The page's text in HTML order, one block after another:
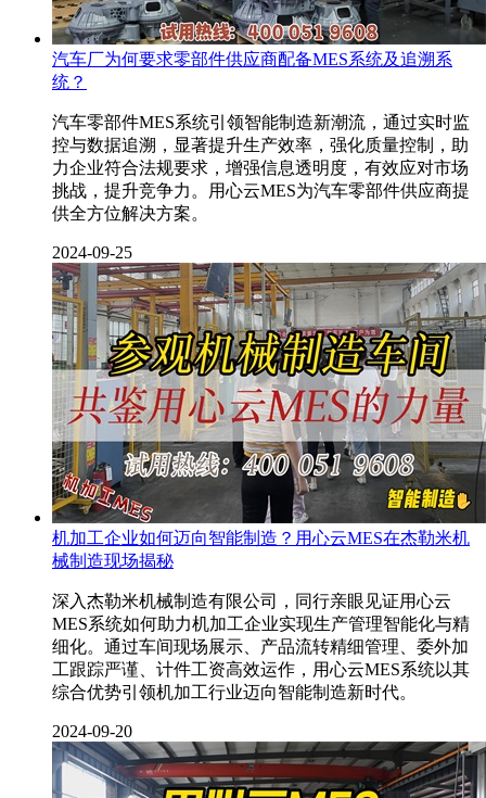
汽车厂为何要求零部件供应商配备MES系统及追溯系
统？
汽车零部件MES系统引领智能制造新潮流，通过实时监
控与数据追溯，显著提升生产效率，强化质量控制，助
力企业符合法规要求，增强信息透明度，有效应对市场
挑战，提升竞争力。用心云MES为汽车零部件供应商提
供全方位解决方案。
2024-09-25
机加工企业如何迈向智能制造？用心云MES在杰勒米机
械制造现场揭秘
深入杰勒米机械制造有限公司，同行亲眼见证用心云
MES系统如何助力机加工企业实现生产管理智能化与精
细化。通过车间现场展示、产品流转精细管理、委外加
工跟踪严谨、计件工资高效运作，用心云MES系统以其
综合优势引领机加工行业迈向智能制造新时代。
2024-09-20